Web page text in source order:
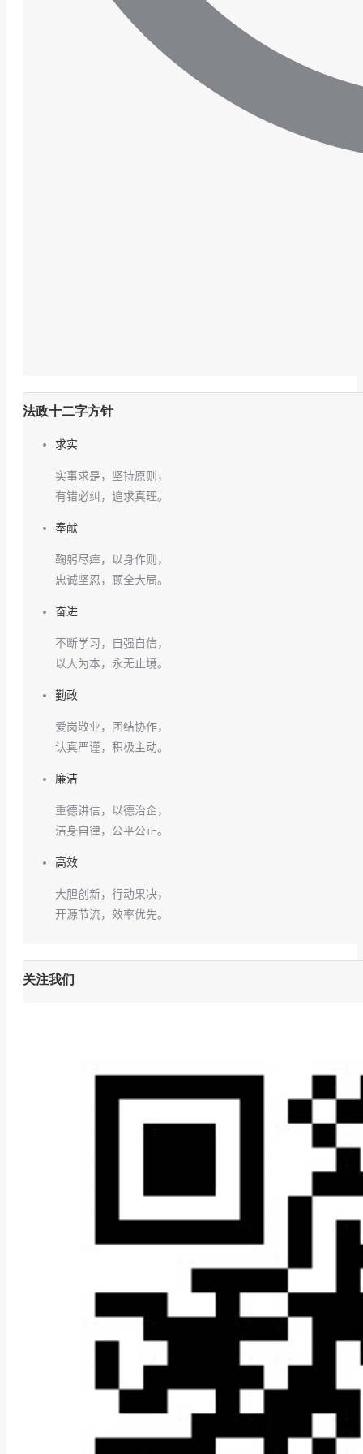
法政十二字方针
求实
实事求是，坚持原则，
有错必纠，追求真理。
奉献
鞠躬尽瘁，以身作则，
忠诚坚忍，顾全大局。
奋进
不断学习，自强自信，
以人为本，永无止境。
勤政
爱岗敬业，团结协作，
认真严谨，积极主动。
廉洁
重德讲信，以德治企，
洁身自律，公平公正。
高效
大胆创新，行动果决，
开源节流，效率优先。
关注我们